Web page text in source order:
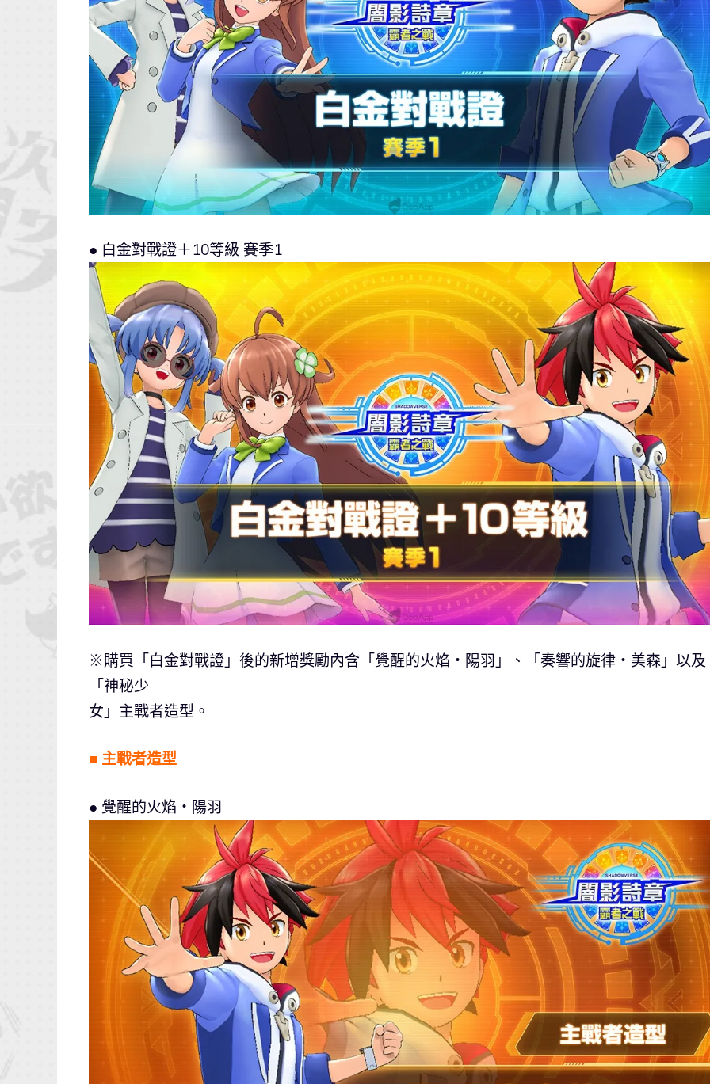
● 白金對戰證＋10等級 賽季1
※購買「白金對戰證」後的新增獎勵內含「覺醒的火焰‧陽羽」、「奏響的旋律‧美森」以及
「神秘少
女」主戰者造型。
■ 主戰者造型
● 覺醒的火焰‧陽羽